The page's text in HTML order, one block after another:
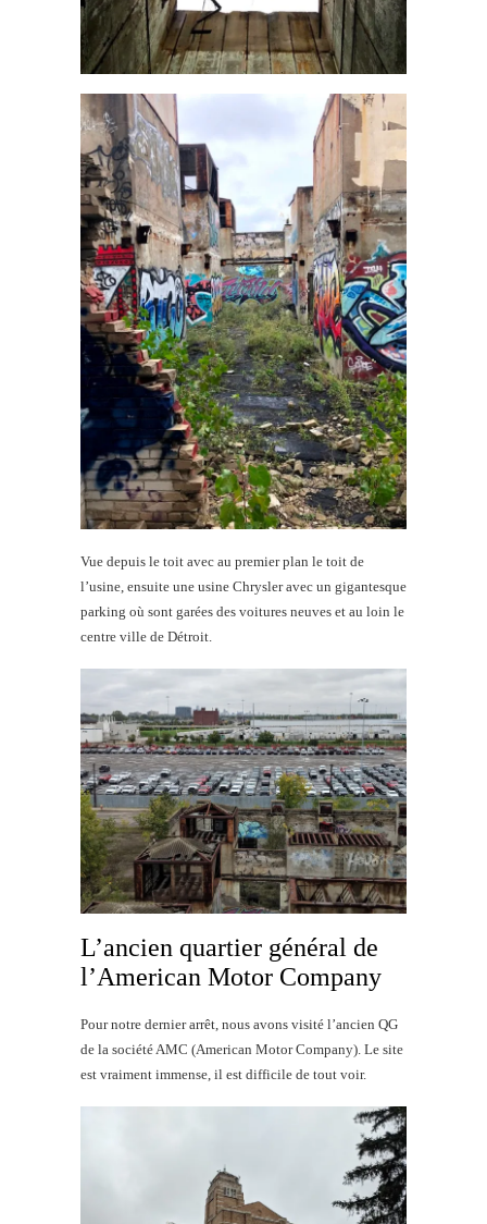
Vue depuis le toit avec au premier plan le toit de
l’usine, ensuite une usine Chrysler avec un gigantesque
parking où sont garées des voitures neuves et au loin le
centre ville de Détroit.
L’ancien quartier général de
l’American Motor Company
Pour notre dernier arrêt, nous avons visité l’ancien QG
de la société AMC (American Motor Company). Le site
est vraiment immense, il est difficile de tout voir.